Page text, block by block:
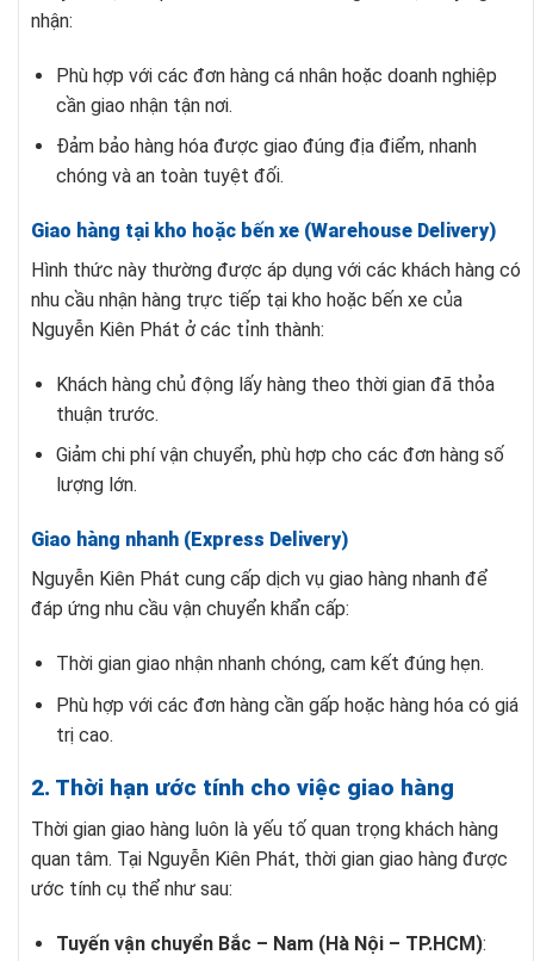
nhận:
Phù hợp với các đơn hàng cá nhân hoặc doanh nghiệp
cần giao nhận tận nơi.
Đảm bảo hàng hóa được giao đúng địa điểm, nhanh
chóng và an toàn tuyệt đối.
Giao hàng tại kho hoặc bến xe (Warehouse Delivery)
Hình thức này thường được áp dụng với các khách hàng có
nhu cầu nhận hàng trực tiếp tại kho hoặc bến xe của
Nguyễn Kiên Phát ở các tỉnh thành:
Khách hàng chủ động lấy hàng theo thời gian đã thỏa
thuận trước.
Giảm chi phí vận chuyển, phù hợp cho các đơn hàng số
lượng lớn.
Giao hàng nhanh (Express Delivery)
Nguyễn Kiên Phát cung cấp dịch vụ giao hàng nhanh để
đáp ứng nhu cầu vận chuyển khẩn cấp:
Thời gian giao nhận nhanh chóng, cam kết đúng hẹn.
Phù hợp với các đơn hàng cần gấp hoặc hàng hóa có giá
trị cao.
2. Thời hạn ước tính cho việc giao hàng
Thời gian giao hàng luôn là yếu tố quan trọng khách hàng
quan tâm. Tại Nguyễn Kiên Phát, thời gian giao hàng được
ước tính cụ thể như sau:
Tuyến vận chuyển Bắc – Nam (Hà Nội – TP.HCM):